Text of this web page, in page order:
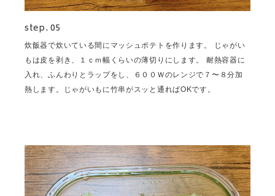
step. 05
炊飯器で炊いている間にマッシュポテトを作ります。 じゃがい
もは皮を剥き、１ｃｍ幅くらいの薄切りにします。 耐熱容器に
入れ、ふんわりとラップをし、６００Ｗのレンジで７〜８分加
熱します。じゃがいもに竹串がスッと通ればOKです。